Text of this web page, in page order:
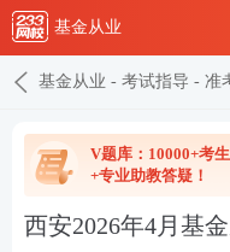
基金从业
基金从业 - 考试指导 - 准
V题库：10000+考
+专业助教答疑！
西安2026年4月基